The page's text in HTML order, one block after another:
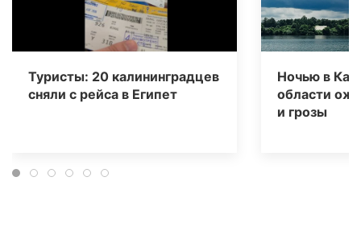
Туристы: 20 калининградцев
сняли с рейса в Египет
Ночью в
области
и грозы